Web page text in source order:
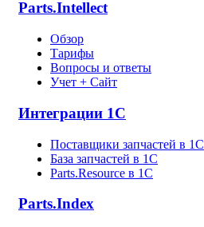
Parts.Intellect
Обзор
Тарифы
Вопросы и ответы
Учет + Сайт
Интеграции 1С
Поставщики запчастей в 1C
База запчастей в 1С
Parts.Resource в 1C
Parts.Index